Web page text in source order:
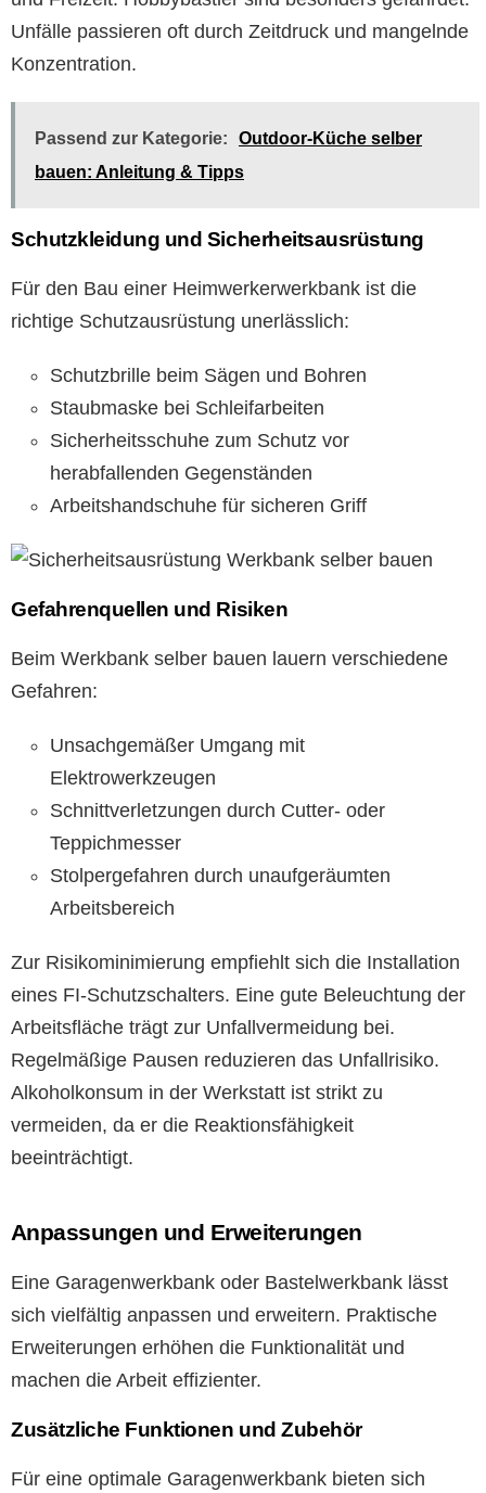
Unfälle passieren oft durch Zeitdruck und mangelnde
Konzentration.
Passend zur Kategorie:
Outdoor-Küche selber
bauen: Anleitung & Tipps
Schutzkleidung und Sicherheitsausrüstung
Für den Bau einer Heimwerkerwerkbank ist die
richtige Schutzausrüstung unerlässlich:
Schutzbrille beim Sägen und Bohren
Staubmaske bei Schleifarbeiten
Sicherheitsschuhe zum Schutz vor
herabfallenden Gegenständen
Arbeitshandschuhe für sicheren Griff
Gefahrenquellen und Risiken
Beim Werkbank selber bauen lauern verschiedene
Gefahren:
Unsachgemäßer Umgang mit
Elektrowerkzeugen
Schnittverletzungen durch Cutter- oder
Teppichmesser
Stolpergefahren durch unaufgeräumten
Arbeitsbereich
Zur Risikominimierung empfiehlt sich die Installation
eines FI-Schutzschalters. Eine gute Beleuchtung der
Arbeitsfläche trägt zur Unfallvermeidung bei.
Regelmäßige Pausen reduzieren das Unfallrisiko.
Alkoholkonsum in der Werkstatt ist strikt zu
vermeiden, da er die Reaktionsfähigkeit
beeinträchtigt.
Anpassungen und Erweiterungen
Eine Garagenwerkbank oder Bastelwerkbank lässt
sich vielfältig anpassen und erweitern. Praktische
Erweiterungen erhöhen die Funktionalität und
machen die Arbeit effizienter.
Zusätzliche Funktionen und Zubehör
Für eine optimale Garagenwerkbank bieten sich